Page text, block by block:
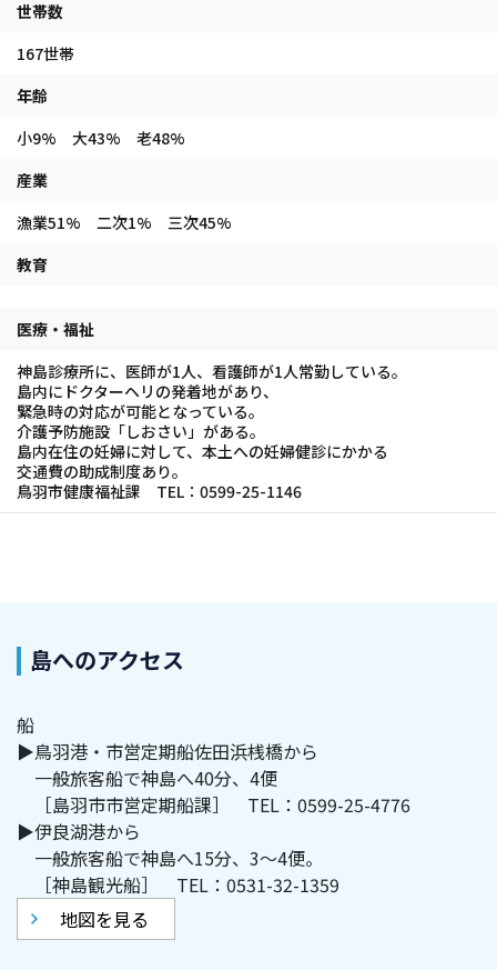
世帯数
167世帯
年齢
小9% 大43% 老48%
産業
漁業51% 二次1% 三次45%
教育
医療・福祉
神島診療所に、医師が1人、看護師が1人常勤している。
島内にドクターヘリの発着地があり、
緊急時の対応が可能となっている。
介護予防施設「しおさい」がある。
島内在住の妊婦に対して、本土への妊婦健診にかかる
交通費の助成制度あり。
鳥羽市健康福祉課 TEL：0599-25-1146
島へのアクセス
船
▶鳥羽港・市営定期船佐田浜桟橋から
一般旅客船で神島へ40分、4便
［島羽市市営定期船課］ TEL：0599-25-4776
▶伊良湖港から
一般旅客船で神島へ15分、3～4便。
［神島観光船］ TEL：0531-32-1359
地図を見る